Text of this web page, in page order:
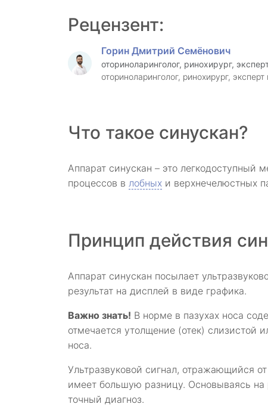
Рецензент:
Горин Дмитрий Семёнович
оториноларинголог, ринохирург,
оториноларинголог, ринохирург,
Что такое синускан?
Аппарат синускан – это легкодоступный
процессов в лобных и верхнечелюстных
Принцип действия
Аппарат синускан посылает
результат на дисплей в виде графика.
Важно знать! В норме в пазухах носа
отмечается утолщение (отек) слизистой
носа.
Ультразвуковой сигнал, отражающийся
имеет большую разницу. Основываясь на
точный диагноз.